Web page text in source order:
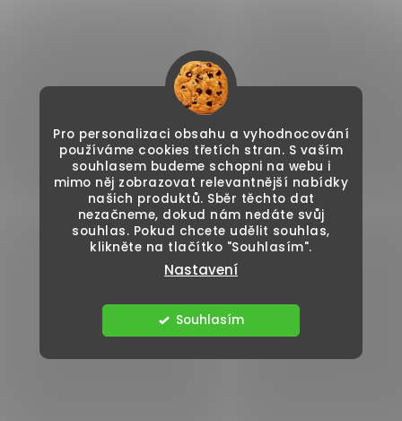
Pro personalizaci obsahu a vyhodnocování
používáme cookies třetích stran. S vaším
souhlasem budeme schopni na webu i
mimo něj zobrazovat relevantnější nabídky
našich produktů. Sběr těchto dat
nezačneme, dokud nám nedáte svůj
souhlas. Pokud chcete udělit souhlas,
klikněte na tlačítko "Souhlasím".
Nastavení
Souhlasím